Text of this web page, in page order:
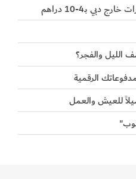
بـ4-10 دراهم
الليل والفجر؟
الرقمية
للعيش والعمل